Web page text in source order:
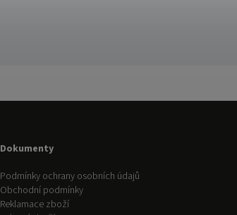
Dokumenty
Podmínky ochrany osobních údajů
Obchodní podmínky
Reklamace zboží